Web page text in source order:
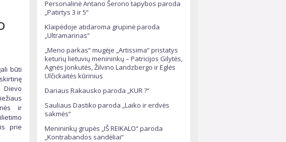
būti
ir
prie
Personalinė Antano Šerono tapybos paroda
„Patirtys 3 ir 5“
Klaipėdoje atidaroma grupinė paroda
„Ultramarinas“
„Meno parkas“ mugėje „Artissima“ pristatys
keturių lietuvių menininkų – Patricijos Gilytės,
Agnės Jonkutės, Žilvino Landzbergo ir Eglės
Ulčickaitės kūrinius
Dariaus Rakausko paroda „KUR ?“
Sauliaus Dastiko paroda „Laiko ir erdvės
sakmės“
Menininkų grupės „IŠ REIKALO“ paroda
„Kontrabandos sandėliai“